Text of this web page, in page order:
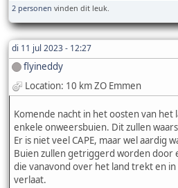
2 personen vinden dit leuk.
di 11 jul 2023 - 12:27
flyineddy
Location: 10 km ZO Emmen
Komende nacht in het oosten van het
enkele onweersbuien. Dit zullen
Er is niet veel CAPE, maar wel aardig
Buien zullen getriggerd worden
die vanavond over het land trekt en
verlaat.